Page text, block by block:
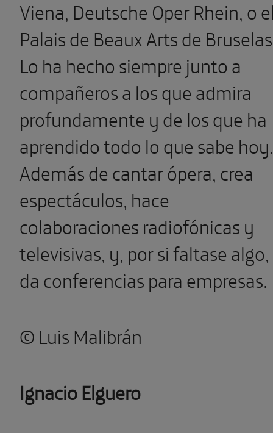
Viena, Deutsche Oper Rhein, o
Palais de Beaux Arts de
Lo ha hecho siempre junto a
compañeros a los que admira
profundamente y de los que ha
aprendido todo lo que sabe hoy.
Además de cantar ópera, crea
espectáculos, hace
colaboraciones radiofónicas y
televisivas, y, por si faltase algo,
da conferencias para empresas.
© Luis Malibrán
Ignacio Elguero